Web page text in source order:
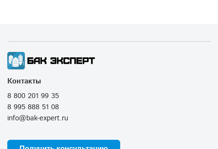
Контакты
8 800 201 99 35
8 995 888 51 08
info@bak-expert.ru